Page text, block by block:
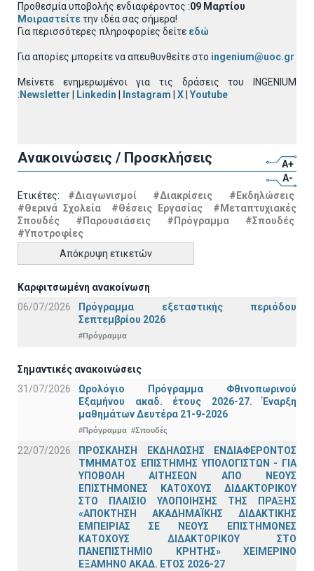
Προθεσμία υποβολής ενδιαφέροντος :09 Μαρτίου
Μοιραστείτετην ιδέα σας σήμερα!
Για περισσότερες πληροφορίες δείτε εδώ
Για απορίες μπορείτε να απευθυνθείτε στο ingenium@uoc.gr
Μείνετε ενημερωμένοι για τις δράσεις του INGENIUM
: Newsletter Linkedin Instagram X Youtube
Ανακοινώσεις / Προσκλήσεις
A+
A-
Ετικέτες: #Διαγωνισμοί #Διακρίσεις
#Εκδηλώσεις
#Θερινά Σχολεία
#Θέσεις Εργασίας
#Μεταπτυχιακές
Σπουδές
#Παρουσιάσεις #Πρόγραμμα
#Σπουδές
#Υποτροφίες
Απόκρυψη ετικετών
Καρφιτσωμένη ανακοίνωση
06/07/2026
Πρόγραμμα εξεταστικής περιόδου
Σεπτεμβρίου 2026
#Πρόγραμμα
Σημαντικές ανακοινώσεις
31/07/2026
Ωρολόγιο Πρόγραμμα Φθινοπωρινού
Εξαμήνου ακαδ. έτους 2026-27. Έναρξη
μαθημάτων Δευτέρα 21-9-2026
#Πρόγραμμα #Σπουδές
22/07/2026
ΠΡΟΣΚΛΗΣΗ ΕΚΔΗΛΩΣΗΣ ΕΝΔΙΑΦΕΡΟΝΤΟΣ
ΤΜΗΜΑΤΟΣ ΕΠΙΣΤΗΜΗΣ ΥΠΟΛΟΓΙΣΤΩΝ - ΓΙΑ
ΥΠΟΒΟΛΗ ΑΙΤΗΣΕΩΝ ΑΠΟ ΝΕΟΥΣ
ΕΠΙΣΤΗΜΟΝΕΣ ΚΑΤΟΧΟΥΣ ΔΙΔΑΚΤΟΡΙΚΟΥ
ΣΤΟ ΠΛΑΙΣΙΟ ΥΛΟΠΟΙΗΣΗΣ ΤΗΣ ΠΡΑΞΗΣ
«ΑΠΟΚΤΗΣΗ ΑΚΑΔΗΜΑΪΚΗΣ ΔΙΔΑΚΤΙΚΗΣ
ΕΜΠΕΙΡΙΑΣ ΣΕ ΝΕΟΥΣ ΕΠΙΣΤΗΜΟΝΕΣ
ΚΑΤΟΧΟΥΣ ΔΙΔΑΚΤΟΡΙΚΟΥ ΣΤΟ
ΠΑΝΕΠΙΣΤΗΜΙΟ ΚΡΗΤΗΣ» ΧΕΙΜΕΡΙΝΟ
ΕΞΑΜΗΝΟ ΑΚΑΔ. ΕΤΟΣ 2026-27